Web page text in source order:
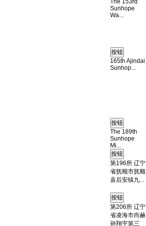
The 153rd
Sunhope
Wa...
165th Ajindai
Sunhop...
The 189th
Sunhope
Mi...
第196所 辽宁
省抚顺市抚顺
县后安镇九...
第206所 辽宁
省凌海市尚赫
孙翔宇第三